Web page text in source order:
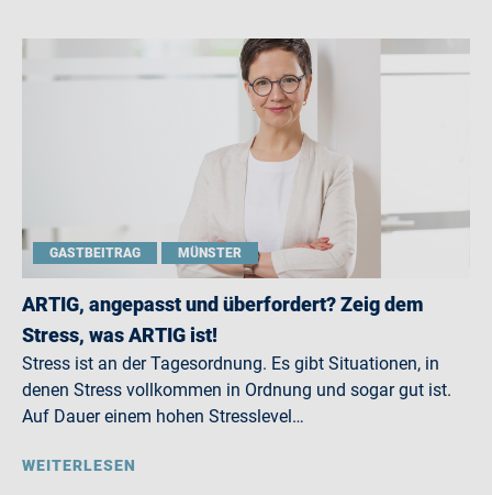
GASTBEITRAG MÜNSTER
ARTIG, angepasst und überfordert? Zeig dem
Stress, was ARTIG ist!
Stress ist an der Tagesordnung. Es gibt Situationen, in
denen Stress vollkommen in Ordnung und sogar gut ist.
Auf Dauer einem hohen Stresslevel…
WEITERLESEN